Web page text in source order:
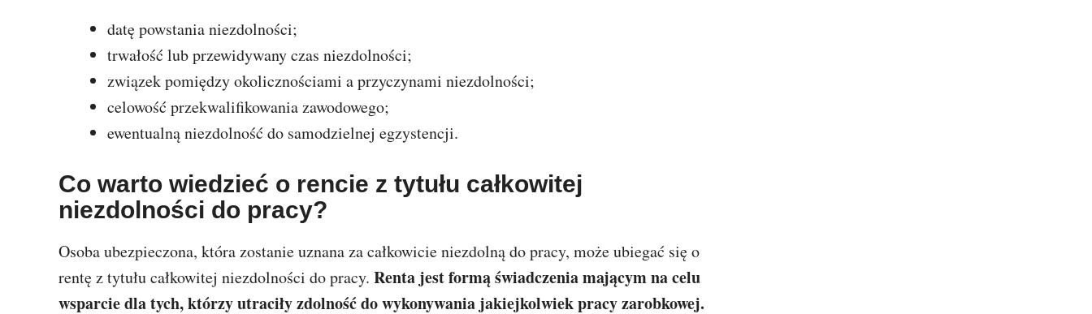
datę powstania niezdolności;
trwałość lub przewidywany czas niezdolności;
związek pomiędzy okolicznościami a przyczynami niezdolności;
celowość przekwalifikowania zawodowego;
ewentualną niezdolność do samodzielnej egzystencji.
Co warto wiedzieć o rencie z tytułu całkowitej
niezdolności do pracy?
Osoba ubezpieczona, która zostanie uznana za całkowicie niezdolną do pracy, może ubiegać się o
rentę z tytułu całkowitej niezdolności do pracy. Renta jest formą świadczenia mającym na celu
wsparcie dla tych, którzy utraciły zdolność do wykonywania jakiejkolwiek pracy zarobkowej.